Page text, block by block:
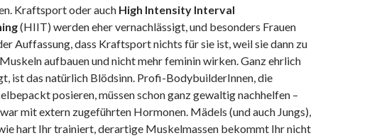
Kraftsport oder auch High Intensity Interval
(HIIT) werden eher vernachlässigt, und besonders Frauen
Auffassung, dass Kraftsport nichts für sie ist, weil sie dann zu
aufbauen und nicht mehr feminin wirken. Ganz ehrlich
ist das natürlich Blödsinn. Profi-BodybuilderInnen, die
posieren, müssen schon ganz gewaltig nachhelfen –
mit extern zugeführten Hormonen. Mädels (und auch Jungs),
hart Ihr trainiert, derartige Muskelmassen bekommt Ihr nicht